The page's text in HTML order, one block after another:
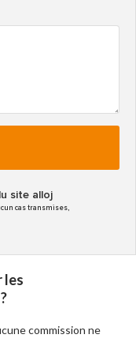
site alloj
cas transmises,
les
commission ne